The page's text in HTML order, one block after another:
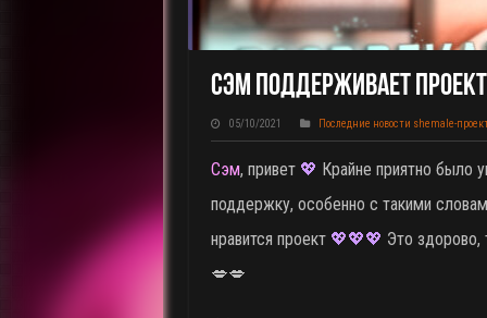
Сэм Поддерживает
05/10/2021 Последние новости shemale-
Сэм, привет 💖 Крайне приятно было
поддержку, особенно с такими
нравится проект 💖💖💖 Это здорово,
💋💋